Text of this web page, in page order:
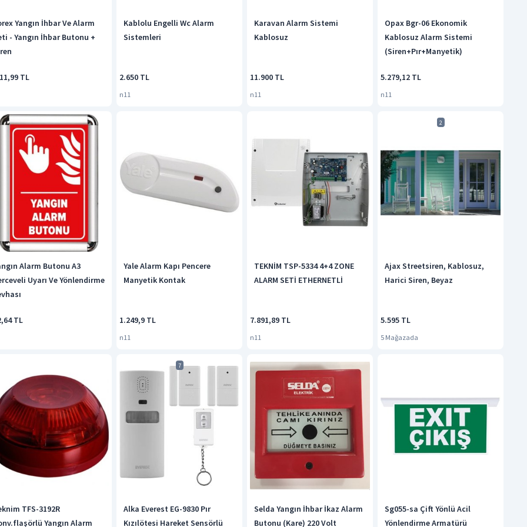
Yangın İhbar Ve Alarm
- Yangın İhbar Butonu +
TL
Kablolu Engelli Wc Alarm
Sistemleri
2.650 TL
n11
Karavan Alarm Sistemi
Kablosuz
11.900 TL
n11
Opax Bgr-06 Ekonomik
Kablosuz Alarm Sistemi
(Siren+Pır+Manyetik)
5.279,12 TL
n11
Alarm Butonu A3
Uyarı Ve Yönlendirme
TL
Yale Alarm Kapı Pencere
Manyetik Kontak
1.249,9 TL
n11
TEKNİM TSP-5334 4+4 ZONE
ALARM SETİ ETHERNETLİ
7.891,89 TL
n11
2
Ajax Streetsiren, Kablosuz,
Harici Siren, Beyaz
5.595 TL
5 Mağazada
TFS-3192R
Yangın Alarm
7
Alka Everest EG-9830 Pır
Kızılötesi Hareket Sensörlü
Selda Yangın İhbar İkaz Alarm
Butonu (Kare) 220 Volt
Sg055-sa Çift Yönlü Acil
Yönlendirme Armatürü